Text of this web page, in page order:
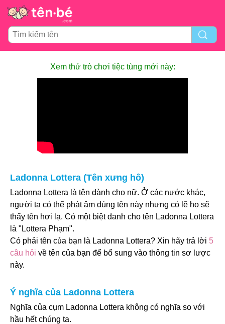
Xem thử trò chơi tiệc tùng mới này:
Ladonna Lottera (Tên xưng hô)
Ladonna Lottera là tên dành cho nữ. Ở các nước khác,
người ta có thể phát âm đúng tên này nhưng có lẽ họ sẽ
thấy tên hơi lạ. Có một biệt danh cho tên Ladonna Lottera
là "Lottera Phạm".
Có phải tên của bạn là Ladonna Lottera? Xin hãy trả lời 5
câu hỏi về tên của bạn để bổ sung vào thông tin sơ lược
này.
Ý nghĩa của Ladonna Lottera
Nghĩa của cụm Ladonna Lottera không có nghĩa so với
hầu hết chúng ta.